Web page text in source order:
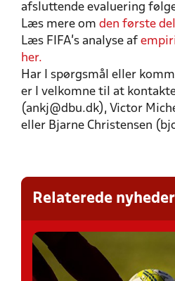
afsluttende evaluering
Læs mere om den første
Læs FIFA's analyse af
her.
Har I spørgsmål eller
er I velkomne til at
(ankj@dbu.dk), Victor
eller Bjarne Christensen
Relaterede nyheder